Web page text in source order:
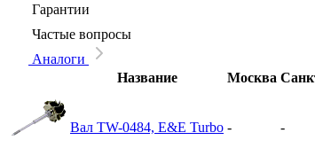
Гарантии
Частые вопросы
Аналоги
Название
Москва
Вал TW-0484, E&E Turbo - -